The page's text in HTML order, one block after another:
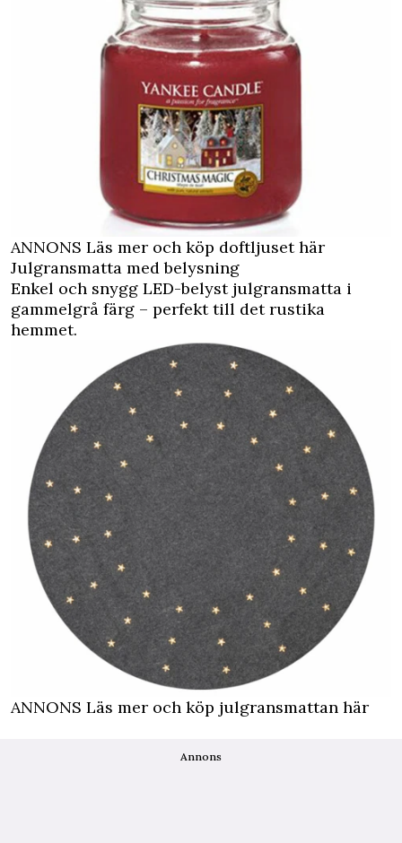
ANNONS Läs mer och köp doftljuset här
Julgransmatta med belysning
Enkel och snygg LED-belyst julgransmatta i
gammelgrå färg – perfekt till det rustika
hemmet.
ANNONS Läs mer och köp julgransmattan här
Annons